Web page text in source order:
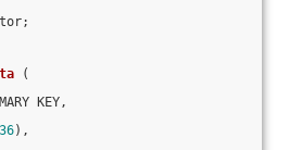
(
KEY,
) ,